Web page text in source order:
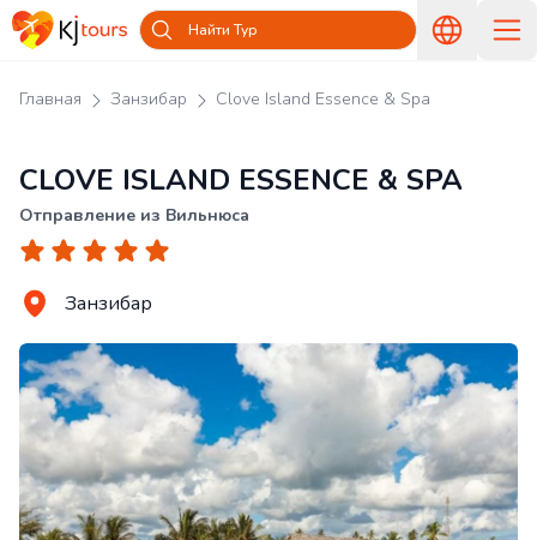
Найти Тур
Главная Занзибар Clove Island Essence & Spa
CLOVE ISLAND ESSENCE & SPA
Отправление из Вильнюса
Занзибар